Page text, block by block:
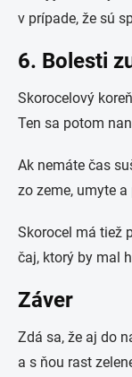
v prípade, že sú
6. Bolesti
Skorocelový
Ten sa potom
Ak nemáte čas
zo zeme, umyte
Skorocel má tiež
čaj, ktorý by mal
Záver
Zdá sa, že aj do
a s ňou rast